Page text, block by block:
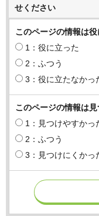
せください
このページの情報は
1：役に立った
2：ふつう
3：役に立たなかっ
このページの情報は
1：見つけやすかっ
2：ふつう
3：見つけにくかっ